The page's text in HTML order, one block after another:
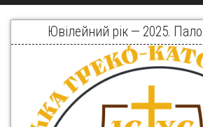
Ювілейний рік — 2025.